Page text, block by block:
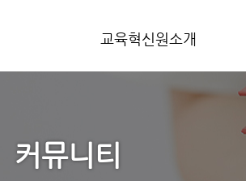
교육혁신원소개
커뮤니티